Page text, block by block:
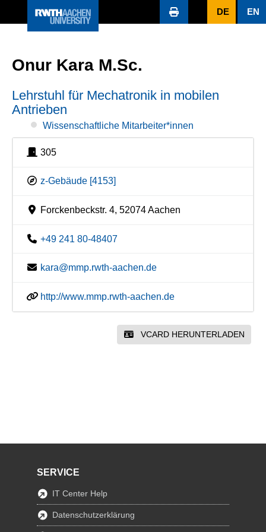
DE EN
Onur Kara M.Sc.
Lehrstuhl für Mechatronik in mobilen
Antrieben
Wissenschaftliche Mitarbeiter*innen
305
z-Gebäude [4153]
Forckenbeckstr. 4, 52074 Aachen
+49 241 80-48407
kara@mmp.rwth-aachen.de
http://www.mmp.rwth-aachen.de
VCARD HERUNTERLADEN
SERVICE
IT Center Help
Datenschutzerklärung